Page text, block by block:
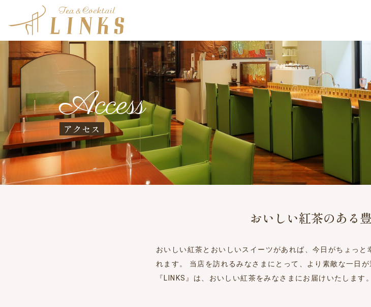
Access
アクセス
おいしい紅茶のある
おいしい紅茶とおいしいスイーツがあれば、今日がちょっと
れます。 当店を訪れるみなさまにとって、より素敵な一日
『LINKS』は、おいしい紅茶をみなさまにお届けいたします。